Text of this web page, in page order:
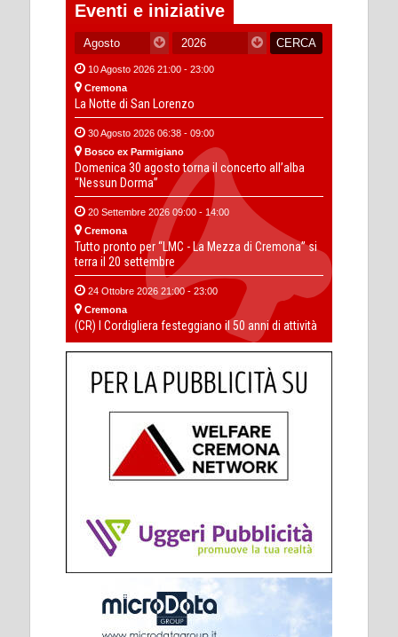
Eventi e iniziative
10 Agosto 2026 21:00 - 23:00
Cremona
La Notte di San Lorenzo
30 Agosto 2026 06:38 - 09:00
Bosco ex Parmigiano
Domenica 30 agosto torna il concerto all’alba
“Nessun Dorma”
20 Settembre 2026 09:00 - 14:00
Cremona
Tutto pronto per “LMC - La Mezza di Cremona” si
terra il 20 settembre
24 Ottobre 2026 21:00 - 23:00
Cremona
(CR) I Cordigliera festeggiano il 50 anni di attività